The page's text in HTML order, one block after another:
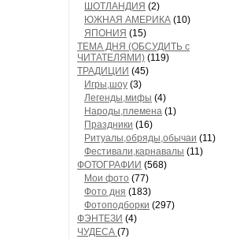
ШОТЛАНДИЯ (2)
ЮЖНАЯ АМЕРИКА (10)
ЯПОНИЯ (15)
ТЕМА ДНЯ (ОБСУДИТЬ с
ЧИТАТЕЛЯМИ) (119)
ТРАДИЦИИ (45)
Игры,шоу (3)
Легенды,мифы (4)
Народы,племена (1)
Праздники (16)
Ритуалы,обряды,обычаи (11)
Фестивали,карнавалы (11)
ФОТОГРАФИИ (568)
Мои фото (77)
Фото дня (183)
Фотоподборки (297)
ФЭНТЕЗИ (4)
ЧУДЕСА (7)